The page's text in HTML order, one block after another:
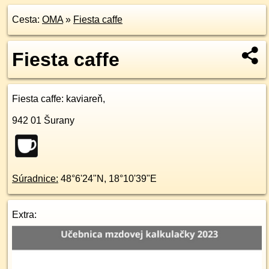
Cesta: OMA» Fiesta caffe
Fiesta caffe
Fiesta caffe: kaviareň,
942 01 Šurany
Súradnice: 48°6'24"N , 18°10'39"E
Extra: